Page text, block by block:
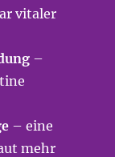
vitaler
–
– eine
mehr